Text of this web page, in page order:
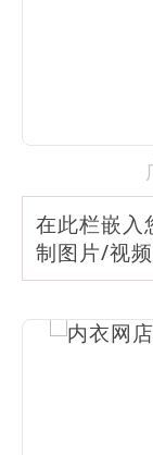
在此栏嵌
制图片/视频